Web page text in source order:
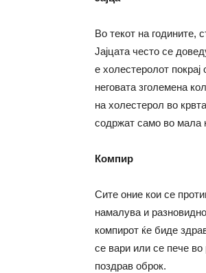
Во текот на годините,
Јајцата често се
е холестеролот
неговата зголемена
на холестерол во
содржат само во мала
Компир
Сите оние кои се
намалува и
компирот ќе биде
се вари или се пече
поздрав оброк.